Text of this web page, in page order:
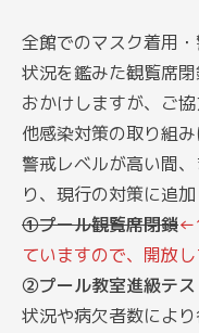
全館でのマスク着用
状況を鑑みた観覧席
おかけしますが、ご
他感染対策の取り組み
警戒レベルが高い間
り、現行の対策に追
①プール観覧席閉鎖
ていますので、開放し
②プール教室進級テ
状況や病欠者数により